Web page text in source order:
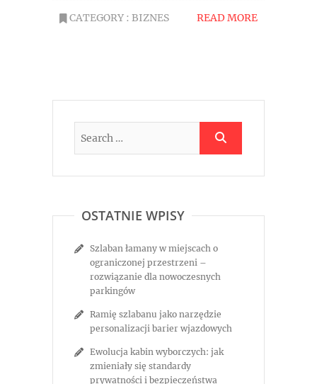
CATEGORY : BIZNES READ MORE
OSTATNIE WPISY
Szlaban łamany w miejscach o
ograniczonej przestrzeni –
rozwiązanie dla nowoczesnych
parkingów
Ramię szlabanu jako narzędzie
personalizacji barier wjazdowych
Ewolucja kabin wyborczych: jak
zmieniały się standardy
prywatności i bezpieczeństwa